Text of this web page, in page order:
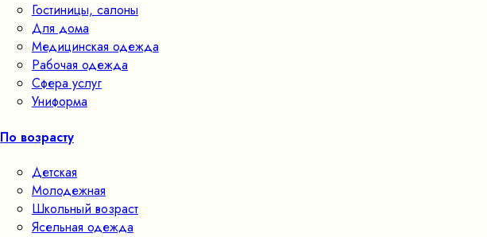
Гостиницы, салоны
Для дома
Медицинская одежда
Рабочая одежда
Сфера услуг
Униформа
По возрасту
Детская
Молодежная
Школьный возраст
Ясельная одежда